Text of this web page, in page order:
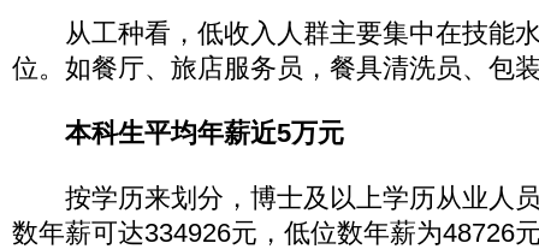
从工种看，低收入人群主要集中在技能
位。如餐厅、旅店服务员，餐具清洗员、包
本科生平均年薪近5万元
按学历来划分，博士及以上学历从业人
数年薪可达334926元，低位数年薪为48726